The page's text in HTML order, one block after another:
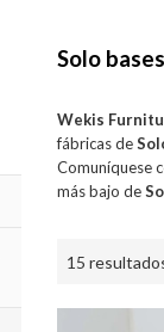
Solo
Wekis
fábricas de
Comuníquese
más bajo de
15